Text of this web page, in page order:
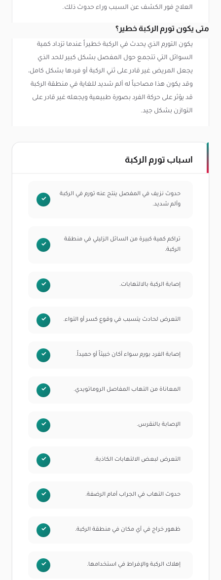
العلاج فور الكشف عن السبب وراء حدوث ذلك.
متى يكون تورم الركبة خطير؟
يكون التورم الذي يحدث في الركبة خطيراً عندما تزداد كمية
السوائل التي تتجمع حول المفصل بشكل كبير للحد الذي
يجعل المريض غير قادر على ثني الركبة أو فردها بشكل كامل،
وقد يكون هذا مصاحباً له ألم شديد للغاية في منطقة الركبة
قد يؤثر على حركة الفرد بصورة طبيعية ويجعله غير قادر على
التوازن بشكل جيد.
اسباب تورم الركبة
حدوث نزيف في المفصل ينتج عنه تورم في الركبة
وألم شديد.
تراكم كمية كبيرة من السائل الزليلي في منطقة
الركبة.
إصابة الركبة بالالتهابات.
التعرض لحادث يتسبب في وقوع كسر أو التواء.
إصابة الفرد بورم سواء أكان خبيثاً أو حميداً.
المعاناة من التهاب المفاصل الروماتويدي.
الإصابة بالنقرس.
التعرض لبعض الالتهابات الكاذبة.
حدوث التهاب في الجراب أمام الرضفة.
ظهور خراج في أي مكان في منطقة الركبة.
إهلاك الركبة والإفراط في استخدامها.